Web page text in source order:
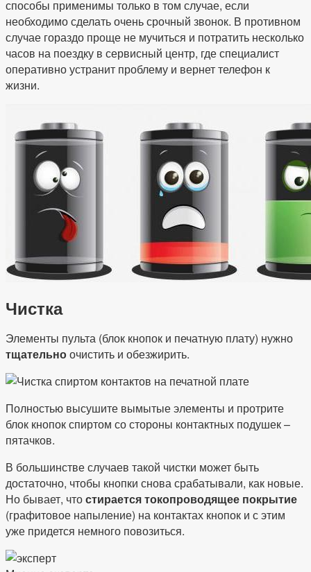
способы применимы только в том случае, если
необходимо сделать очень срочный звонок. В противном
случае гораздо проще не мучиться и потратить несколько
часов на поездку в сервисный центр, где специалист
оперативно устранит проблему и вернет телефон к
жизни.
Чистка
Элементы пульта (блок кнопок и печатную плату) нужно
тщательноочистить и обезжирить.
Полностью высушите вымытые элементы и протрите
блок кнопок спиртом со стороны контактных подушек –
пятачков.
В большинстве случаев такой чистки может быть
достаточно, чтобы кнопки снова срабатывали, как новые.
Но бывает, чтостирается токопроводящее покрытие
(графитовое напыление) на контактах кнопок и с этим
уже придется немного повозиться.